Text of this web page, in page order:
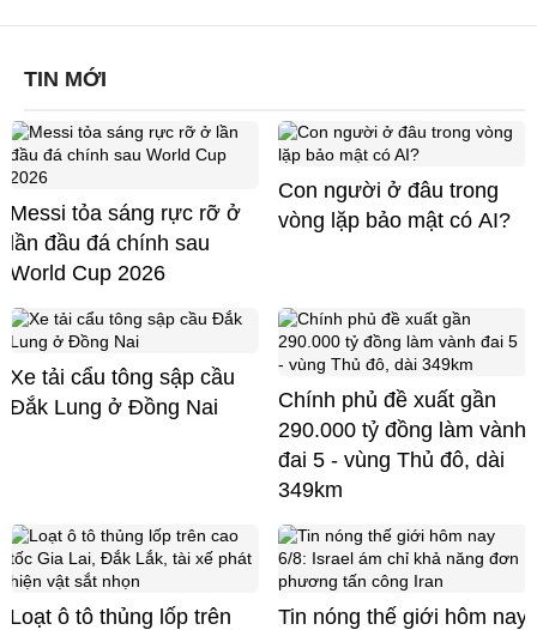
TIN MỚI
Messi tỏa sáng rực rỡ ở
lần đầu đá chính sau
World Cup 2026
Con người ở đâu trong
vòng lặp bảo mật có AI?
Xe tải cẩu tông sập cầu
Đắk Lung ở Đồng Nai
Chính phủ đề xuất gần
290.000 tỷ đồng làm vành
đai 5 - vùng Thủ đô, dài
349km
Loạt ô tô thủng lốp trên
Tin nóng thế giới hôm nay